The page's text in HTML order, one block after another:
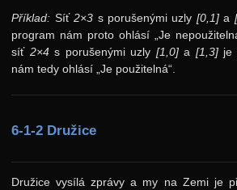
Příklad: Síť2×3 s porušenými uzly [0,1]a
program nám proto ohlásí „Je
síť 2×4s porušenými uzly [1,0]a [1,3]je
nám tedy ohlásí „Je použitelná“.
6-1-2 Družice
Družice vysílá zprávy a my na Zemi je
22. ročník: 09/10
21. ročník: 08/09
20. ročník: 07/08
19. ročník: 06/07
18. ročník: 05/06
16. ročník: 03/04